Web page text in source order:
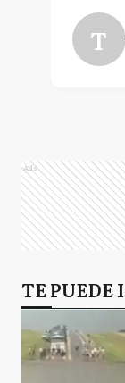
T
Ads
TE PUEDE